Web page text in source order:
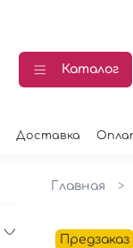
Каталог
Доставка
Главная
Предзаказ